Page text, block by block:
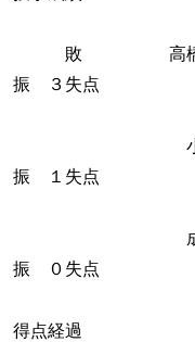
敗 高橋奎 ５
振 ３失点
小澤 ３回
振 １失点
成田 １回
振 ０失点
得点経過